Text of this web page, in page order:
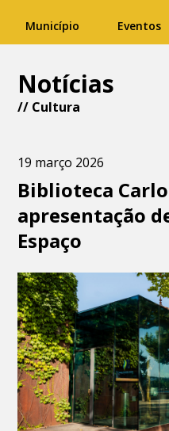
Município Eventos
Notícias
// Cultura
19 março 2026
Biblioteca
apresentação
Espaço